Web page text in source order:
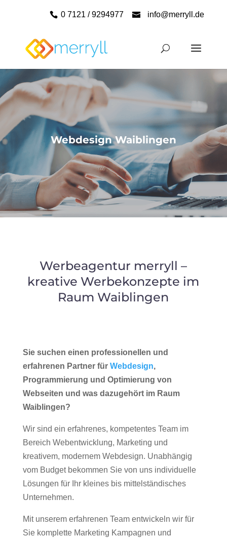
0 7121 / 9294977 info@merryll.de
Webdesign Waiblingen
Werbeagentur merryll –
kreative Werbekonzepte im
Raum Waiblingen
Sie suchen einen professionellen und
erfahrenen Partner für Webdesign,
Programmierung und Optimierung von
Webseiten und was dazugehört im Raum
Waiblingen?
Wir sind ein erfahrenes, kompetentes Team im
Bereich Webentwicklung, Marketing und
kreativem, modernem Webdesign. Unabhängig
vom Budget bekommen Sie von uns individuelle
Lösungen für Ihr kleines bis mittelständisches
Unternehmen.
Mit unserem erfahrenen Team entwickeln wir für
Sie komplette Marketing Kampagnen und